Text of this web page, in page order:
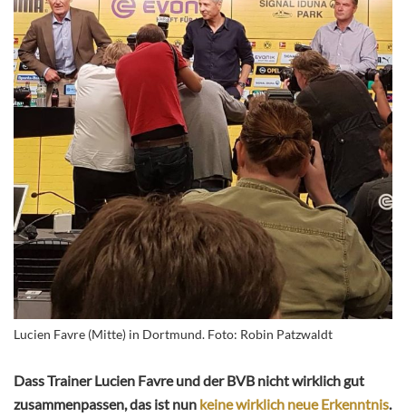
Lucien Favre (Mitte) in Dortmund. Foto: Robin Patzwaldt
Dass Trainer Lucien Favre und der BVB nicht wirklich gut
zusammenpassen, das ist nun keine wirklich neue Erkenntnis.